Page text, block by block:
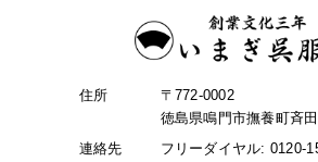
住所
〒772-0002
徳島県鳴門市撫養町斉
連絡先
フリーダイヤル: 0120-